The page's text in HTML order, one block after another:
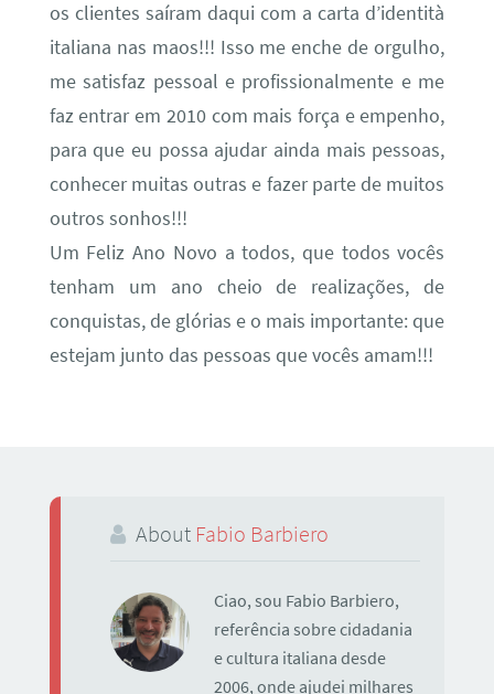
os clientes saíram daqui com a carta d’identità
italiana nas maos!!! Isso me enche de orgulho,
me satisfaz pessoal e profissionalmente e me
faz entrar em 2010 com mais força e empenho,
para que eu possa ajudar ainda mais pessoas,
conhecer muitas outras e fazer parte de muitos
outros sonhos!!!
Um Feliz Ano Novo a todos, que todos vocês
tenham um ano cheio de realizações, de
conquistas, de glórias e o mais importante: que
estejam junto das pessoas que vocês amam!!!
About Fabio Barbiero
Ciao, sou Fabio Barbiero,
referência sobre cidadania
e cultura italiana desde
2006, onde ajudei milhares